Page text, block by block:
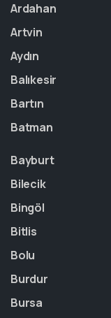
Ardahan
Artvin
Aydın
Balıkesir
Bartın
Batman
Bayburt
Bilecik
Bingöl
Bitlis
Bolu
Burdur
Bursa